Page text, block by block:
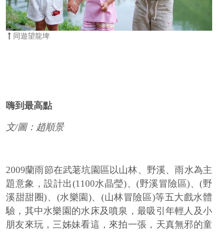
同遊望龍埤
嗨到最高點
文/圖：趙順景
2009蘭雨節在武荖坑園區以山林、野溪、雨水為主
題意象，設計出(1100水晶瑩)、(野溪冒險區)、(野
溪甜甜圈)、(水樂園)、(山林冒險區)等五大戲水體
驗，其中水樂園的水床及噴泉，最吸引年輕人及小
朋友來玩，三姊妹看這，來拍一張，天真無邪的童